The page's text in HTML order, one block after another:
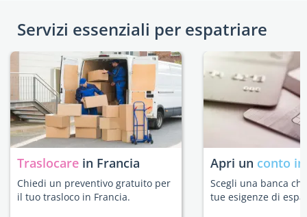
Servizi essenziali per espatriare
Traslocare in Francia
Chiedi un preventivo gratuito per
il tuo trasloco in Francia.
Apri un conto
Scegli una banca
tue esigenze di